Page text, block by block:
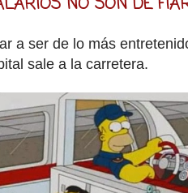
a ser de lo más
sale a la carretera.